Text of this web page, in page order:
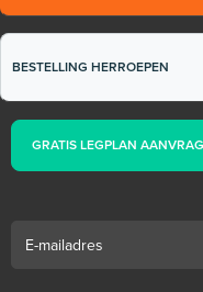
BESTELLING HERROEPEN
GRATIS LEGPLAN